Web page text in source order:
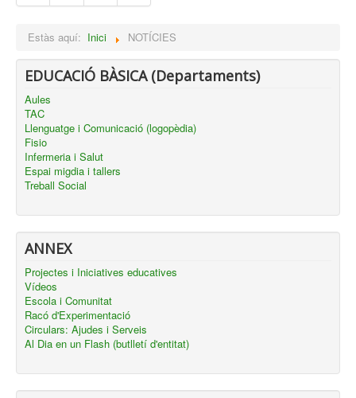
Estàs aquí: Inici NOTÍCIES
EDUCACIÓ BÀSICA (Departaments)
Aules
TAC
Llenguatge i Comunicació (logopèdia)
Fisio
Infermeria i Salut
Espai migdia i tallers
Treball Social
ANNEX
Projectes i Iniciatives educatives
Vídeos
Escola i Comunitat
Racó d'Experimentació
Circulars: Ajudes i Serveis
Al Dia en un Flash (butlletí d'entitat)